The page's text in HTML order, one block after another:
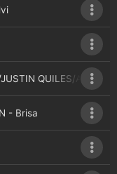
QUILES/
- Brisa